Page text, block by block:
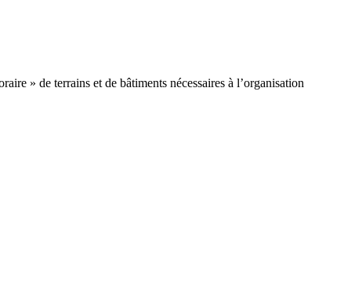
» de terrains et de bâtiments nécessaires à l’organisation